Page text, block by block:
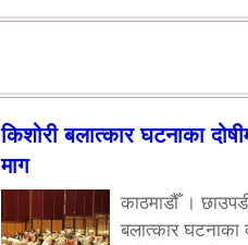
किशोरी बलात्कार घटनाका
माग
काठमाडौँ ।
बलात्कार घटनाका